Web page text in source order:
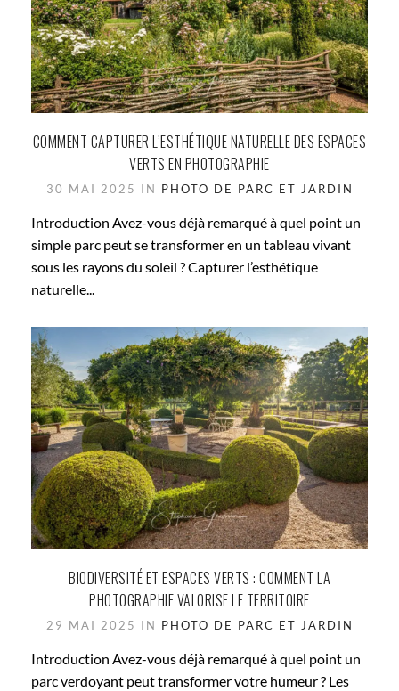
COMMENT CAPTURER L’ESTHÉTIQUE NATURELLE DES ESPACES
VERTS EN PHOTOGRAPHIE
30 MAI 2025 IN PHOTO DE PARC ET JARDIN
Introduction Avez-vous déjà remarqué à quel point un
simple parc peut se transformer en un tableau vivant
sous les rayons du soleil ? Capturer l’esthétique
naturelle...
BIODIVERSITÉ ET ESPACES VERTS : COMMENT LA
PHOTOGRAPHIE VALORISE LE TERRITOIRE
29 MAI 2025 IN PHOTO DE PARC ET JARDIN
Introduction Avez-vous déjà remarqué à quel point un
parc verdoyant peut transformer votre humeur ? Les